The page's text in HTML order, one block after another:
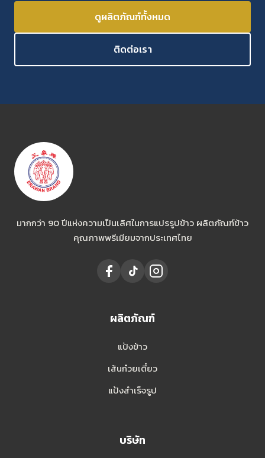
ดูผลิตภัณฑ์ทั้งหมด
ติดต่อเรา
มากกว่า 90 ปีแห่งความเป็นเลิศในการแปรรูปข้าว ผลิตภัณฑ์ข้าว
คุณภาพพรีเมียมจากประเทศไทย
ผลิตภัณฑ์
แป้งข้าว
เส้นก๋วยเตี๋ยว
แป้งสำเร็จรูป
บริษัท